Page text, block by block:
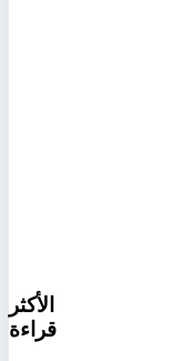
الأكثر
قراءة